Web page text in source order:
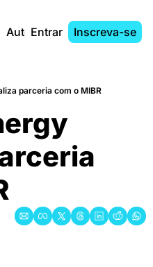
AutoresEntrar Inscreva-se
parceria com o MIBR